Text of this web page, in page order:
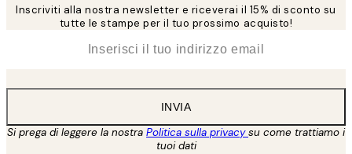
Inscriviti alla nostra newsletter e riceverai il 15% di sconto su
tutte le stampe per il tuo prossimo acquisto!
INVIA
Si prega di leggere la nostra Politica sulla privacysu come trattiamo i
tuoi dati